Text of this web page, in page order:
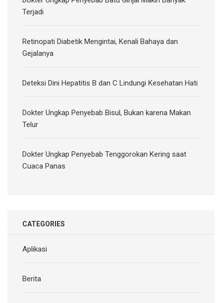
Terjadi
Retinopati Diabetik Mengintai, Kenali Bahaya dan
Gejalanya
Deteksi Dini Hepatitis B dan C Lindungi Kesehatan Hati
Dokter Ungkap Penyebab Bisul, Bukan karena Makan
Telur
Dokter Ungkap Penyebab Tenggorokan Kering saat
Cuaca Panas
CATEGORIES
Aplikasi
Berita